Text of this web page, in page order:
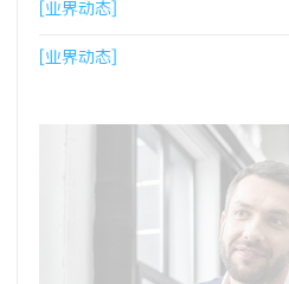
[业界动态]
[业界动态]